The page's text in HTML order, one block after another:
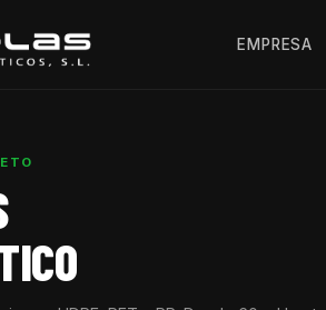
EMPRESA